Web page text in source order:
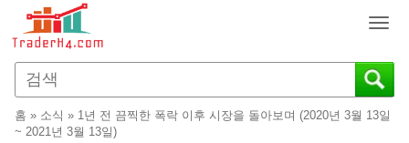
T
g
g
e
홈 » 소식 » 1년 전 끔찍한 폭락 이후 시장을 돌아보며 (2020년 3월 13일
~ 2021년 3월 13일)